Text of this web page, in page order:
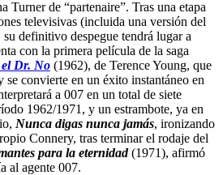
Turner de “partenaire”. Tras una etapa
televisivas (incluida una versión del
su definitivo despegue tendrá lugar a
con la primera película de la saga
Dr. No (1962), de Terence Young, que
se convierte en un éxito instantáneo en
a 007 en un total de siete
1962/1971, y un estrambote, ya en
Nunca digas nunca jamás, ironizando
Connery, tras terminar el rodaje del
para la eternidad(1971), afirmó
al agente 007.